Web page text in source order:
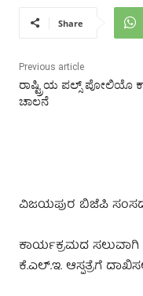
Share
Previous article
ರಾಷ್ಟ್ರಿಯ ಪಲ್ಸ್ ಪೋಲಿಯೊ
ಚಾಲನೆ
ವಿಜಯಪುರ ಬಿಜೆಪಿ ಸಂಸದ
ಕಾರ್ಯಕ್ರಮದ ಸಲುವಾಗಿ
ಕೆ.ಎಲ್.ಇ. ಆಸ್ಪತ್ರೆಗೆ